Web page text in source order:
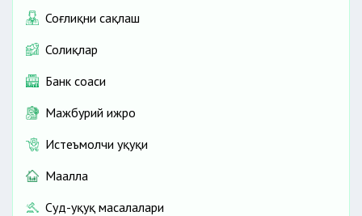
Соғлиқни сақлаш
Солиқлар
Банк соҳаси
Мажбурий ижро
Истеъмолчи ҳуқуқи
Маҳалла
Суд-ҳуқуқ масалалари